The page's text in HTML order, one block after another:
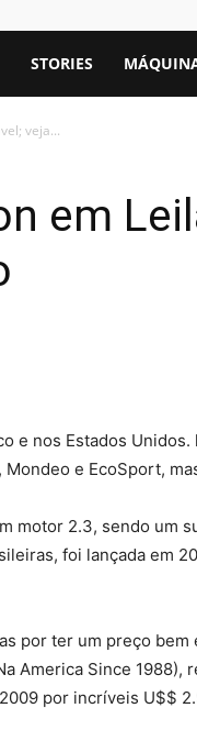
STORIES
veja...
em
e nos Estados
e EcoSport,
motor 2.3, sendo um
foi lançada em
por ter um preço bem
America Since
por incríveis U$$